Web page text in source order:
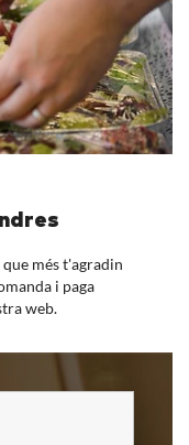
més t'agradin
i paga
web.